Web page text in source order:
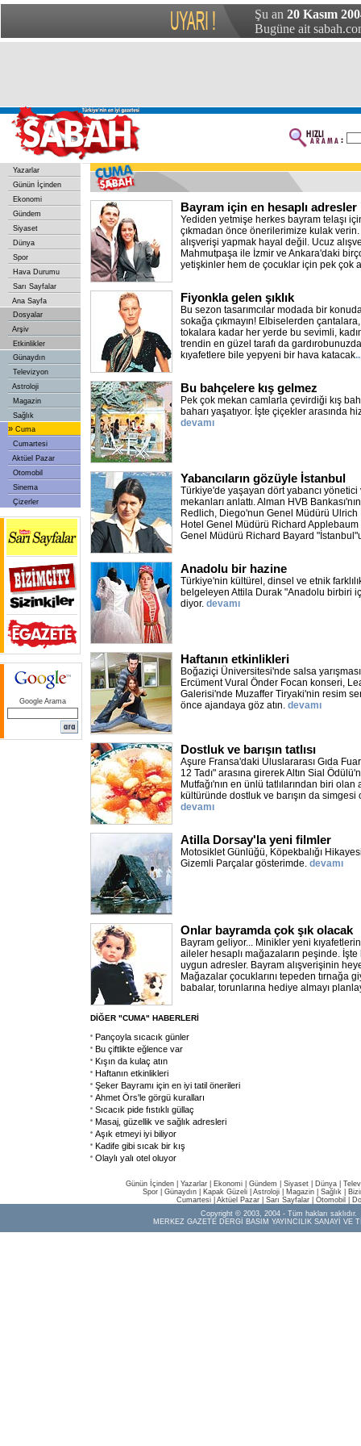
Şu an 20 Kasım
Bugüne ait
Yazarlar
Günün İçinden
Ekonomi
Gündem
Siyaset
Dünya
Spor
Hava Durumu
Sarı Sayfalar
Ana Sayfa
Dosyalar
Arşiv
Etkinlikler
Günaydın
Televizyon
Astroloji
Magazin
Sağlık
» Cuma
Cumartesi
Aktüel Pazar
Otomobil
Sinema
Çizerler
Google Arama
Bayram için en hesaplı adresler
Yediden yetmişe herkes bayram telaşı
çıkmadan önce önerilerimize kulak
alışverişi yapmak hayal değil. Ucuz
Mahmutpaşa ile İzmir ve Ankara'daki
yetişkinler hem de çocuklar için pek çok
Fiyonkla gelen şıklık
Bu sezon tasarımcılar modada bir
sokağa çıkmayın! Elbiselerden
tokalara kadar her yerde bu sevimli,
trendin en güzel tarafı da
kıyafetlere bile yepyeni bir hava katacak
Bu bahçelere kış gelmez
Pek çok mekan camlarla çevirdiği kış
baharı yaşatıyor. İşte çiçekler arasında
devamı
Yabancıların gözüyle İstanbul
Türkiye'de yaşayan dört yabancı
mekanları anlattı. Alman HVB
Redlich, Diego'nun Genel Müdürü Ulrich
Hotel Genel Müdürü Richard
Genel Müdürü Richard Bayard
Anadolu bir hazine
Türkiye'nin kültürel, dinsel ve etnik
belgeleyen Attila Durak "Anadolu birbiri
diyor. devamı
Haftanın etkinlikleri
Boğaziçi Üniversitesi'nde salsa
Ercüment Vural Önder Focan konseri,
Galerisi'nde Muzaffer Tiryaki'nin resim
önce ajandaya göz atın. devamı
Dostluk ve barışın tatlısı
Aşure Fransa'daki Uluslararası Gıda
12 Tadı" arasına girerek Altın Sial
Mutfağı'nın en ünlü tatlılarından biri
kültüründe dostluk ve barışın da
devamı
Atilla Dorsay'la yeni filmler
Motosiklet Günlüğü, Köpekbalığı
Gizemli Parçalar gösterimde. devamı
Onlar bayramda çok şık olacak
Bayram geliyor... Minikler yeni
aileler hesaplı mağazaların peşinde.
uygun adresler. Bayram alışverişinin
Mağazalar çocuklarını tepeden tırnağa
babalar, torunlarına hediye almayı
DİĞER "CUMA" HABERLERİ
Pançoyla sıcacık günler
Bu çiftlikte eğlence var
Kışın da kulaç atın
Haftanın etkinlikleri
Şeker Bayramı için en iyi tatil önerileri
Ahmet Örs'le görgü kuralları
Sıcacık pide fıstıklı güllaç
Masaj, güzellik ve sağlık adresleri
Aşık etmeyi iyi biliyor
Kadife gibi sıcak bir kış
Olaylı yalı otel oluyor
Günün İçinden Yazarlar Ekonomi Gündem Siyaset Dünya |
Spor
Günaydın Kapak Güzeli Astroloji Magazin Sağlık
Cumartesi| Aktüel Pazar| Sarı Sayfalar| Otomobil
Copyright © 2003, 2004 - Tüm hakları saklıdır.
MERKEZ GAZETE DERGİ BASIM YAYINCILIK SANAYİ VE